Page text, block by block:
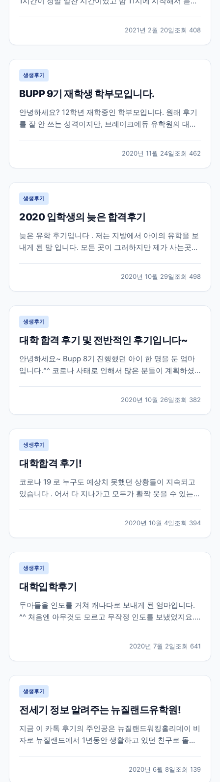
가지지 않았다가 미리 준비를 못해 나중에 후회를 했을
뻔한 엄청 중요한 이야기들을 해주셨고 그 이야기들도
딱...
2021년 2월 20일조회 408
생생후기
BUPP 9기 재학생 학부모입니다.
안녕하세요? 12학년 재학중인 학부모입니다. 원래 후기
를 잘 안 쓰는 성격이지만, 브레이크에듀 유학원의 대학
몇자 적어 봅니다. 조기유학으로는 늦은 고1 봄, 강남 모
유학원의 권유로 토론토의 대형사립고등학교로 갔으
나,...
2020년 11월 24일조회 462
생생후기
2020 입학생의 늦은 합격후기
늦은 유학 후기입니다 . 저는 지방에서 아이의 유학을 보
내게 된 맘 입니다. 모든 곳이 그러하지만 제가 사는곳은
아보게 되었습니다 . 인터넷으로 “ 유학원 ” 을 검색해서
2-3 군데 전화를 했는데 대부분 바...
2020년 10월 29일조회 498
생생후기
대학 합격 후기 및 전반적인 후기입니다~
안녕하세요~ Bupp 8기 진행했던 아이 한 명을 둔 엄마
입니다.^^ 코로나 사태로 인해서 많은 분들이 계획하셨
이 될까 해서 늦게나마 작성해봅니다.*^^* 저희 아이는
한국에서 고3 수능까지 응시한 후 재수를 결정했던...
2020년 10월 26일조회 382
생생후기
대학합격 후기!
코로나 19 로 누구도 예상치 못했던 상황들이 지속되고
있습니다 . 어서 다 지나가고 모두가 활짝 웃을 수 있는
들이 제 후기를 통해 결정하시는 데 조금이나마 도움이
되길 바라는 마음에 글을 올려 봅니다 . 제...
2020년 10월 4일조회 394
생생후기
대학입학후기
두아들을 인도를 거쳐 캐나다로 보내게 된 엄마입니다.
^^ 처음엔 아무것도 모르고 무작정 인도를 보냈었지요.
니다. 그러다가 큰아들이 캐나다에 정착하고싶고, 워터
루대학교를 목표로 가고싶다하길래 브레이크에듀를 알
게 되었고,...
2020년 7월 2일조회 641
생생후기
전세기 정보 알려주는 뉴질랜드유학원!
지금 이 카톡 후기의 주인공은 뉴질랜드워킹홀리데이 비
자로 뉴질랜드에서 1년동안 생활하고 있던 친구로 돌아
급해지면서 항공권에 대해 고민을 하기 시작했는데요!
2020년 6월 8일조회 139